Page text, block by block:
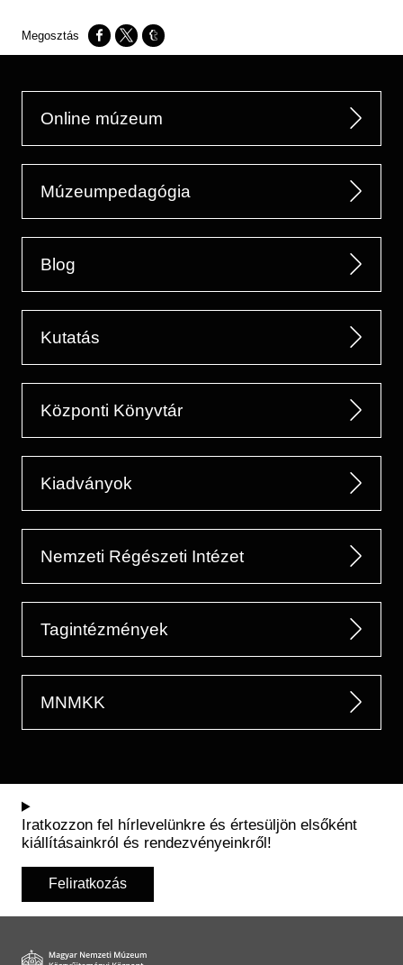
Opens in a new window
Opens in a new window
Opens in a new window
Online múzeum
Múzeumpedagógia
Blog
Kutatás
Központi Könyvtár
Kiadványok
Nemzeti Régészeti Intézet
Tagintézmények
MNMKK
Iratkozzon fel hírlevelünkre és értesüljön elsőként
kiállításainkról és rendezvényeinkről!
Feliratkozás